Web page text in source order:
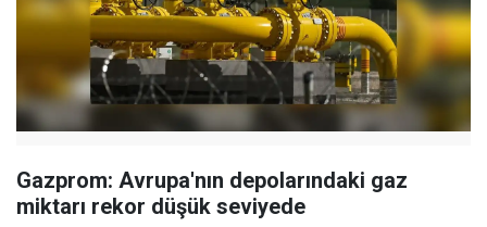
Gazprom: Avrupa'nın depolarındaki gaz
miktarı rekor düşük seviyede